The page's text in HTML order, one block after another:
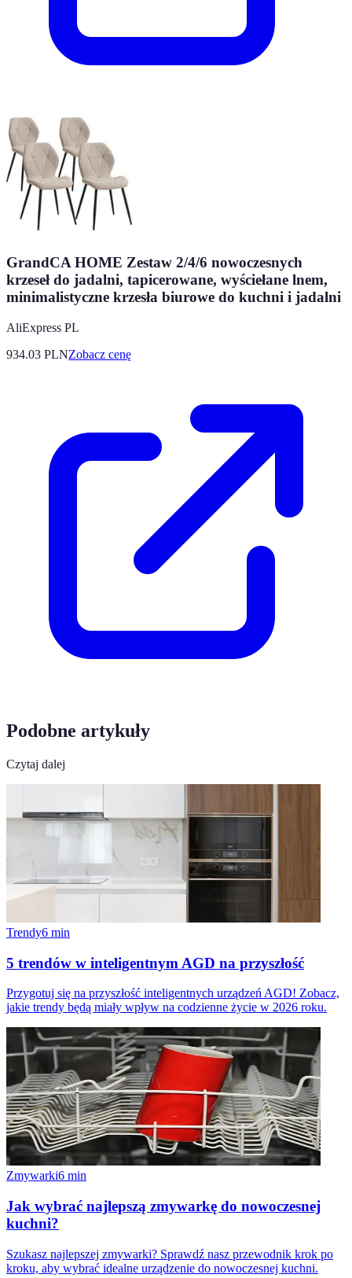
GrandCA HOME Zestaw 2/4/6 nowoczesnych
krzeseł do jadalni, tapicerowane, wyściełane lnem,
minimalistyczne krzesła biurowe do kuchni i jadalni
AliExpress PL
934.03 PLNZobacz cenę
Podobne artykuły
Czytaj dalej
Trendy6 min
5 trendów w inteligentnym AGD na przyszłość
Przygotuj się na przyszłość inteligentnych urządzeń AGD! Zobacz,
jakie trendy będą miały wpływ na codzienne życie w 2026 roku.
Zmywarki6 min
Jak wybrać najlepszą zmywarkę do nowoczesnej
kuchni?
Szukasz najlepszej zmywarki? Sprawdź nasz przewodnik krok po
kroku, aby wybrać idealne urządzenie do nowoczesnej kuchni.